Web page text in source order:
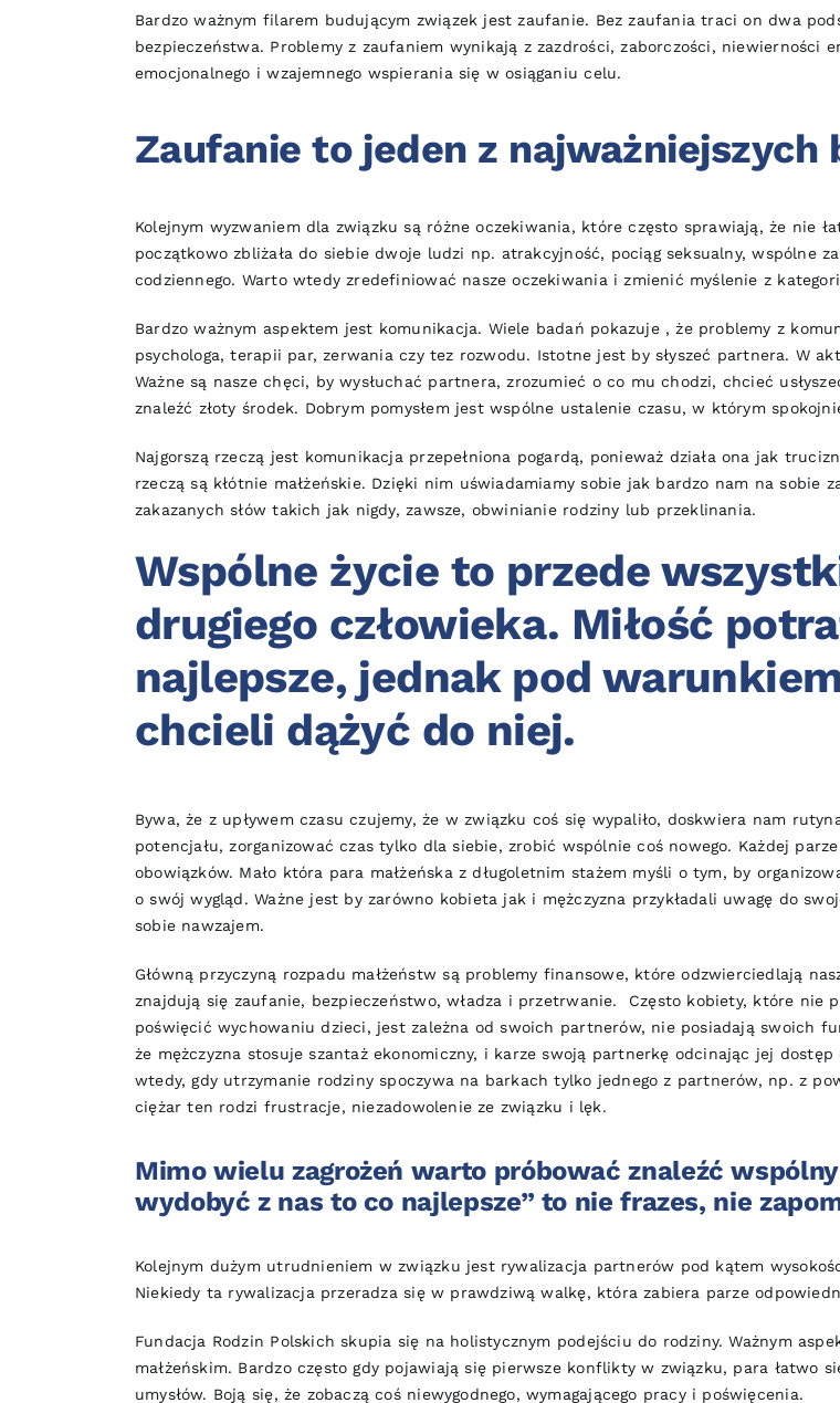
Bardzo ważnym filarem budującym związek jest zaufanie. Bez zaufania traci on dwa
bezpieczeństwa. Problemy z zaufaniem wynikają z zazdrości, zaborczości, niewierności
emocjonalnego i wzajemnego wspierania się w osiąganiu celu.
Zaufanie to jeden z
Kolejnym wyzwaniem dla związku są różne oczekiwania, które często sprawiają, że nie
początkowo zbliżała do siebie dwoje ludzi np. atrakcyjność, pociąg seksualny, wspólne
codziennego. Warto wtedy zredefiniować nasze oczekiwania i zmienić myślenie z
Bardzo ważnym aspektem jest komunikacja. Wiele badań pokazuje , że problemy z
psychologa, terapii par, zerwania czy tez rozwodu. Istotne jest by słyszeć partnera. W
Ważne są nasze chęci, by wysłuchać partnera, zrozumieć o co mu chodzi, chcieć
znaleźć złoty środek. Dobrym pomysłem jest wspólne ustalenie czasu, w którym
Najgorszą rzeczą jest komunikacja przepełniona pogardą, ponieważ działa ona jak
rzeczą są kłótnie małżeńskie. Dzięki nim uświadamiamy sobie jak bardzo nam na sobie
zakazanych słów takich jak nigdy, zawsze, obwinianie rodziny lub przeklinania.
Wspólne życie to przede
drugiego człowieka. Miłość
najlepsze, jednak pod
chcieli dążyć do niej.
Bywa, że z upływem czasu czujemy, że w związku coś się wypaliło, doskwiera nam
potencjału, zorganizować czas tylko dla siebie, zrobić wspólnie coś nowego. Każdej
obowiązków. Mało która para małżeńska z długoletnim stażem myśli o tym, by
o swój wygląd. Ważne jest by zarówno kobieta jak i mężczyzna przykładali uwagę do
sobie nawzajem.
Główną przyczyną rozpadu małżeństw są problemy finansowe, które odzwierciedlają
znajdują się zaufanie, bezpieczeństwo, władza i przetrwanie. Często kobiety, które nie
poświęcić wychowaniu dzieci, jest zależna od swoich partnerów, nie posiadają swoich
że mężczyzna stosuje szantaż ekonomiczny, i karze swoją partnerkę odcinając jej
wtedy, gdy utrzymanie rodziny spoczywa na barkach tylko jednego z partnerów, np. z
ciężar ten rodzi frustracje, niezadowolenie ze związku i lęk.
Mimo wielu zagrożeń warto próbować znaleźć
wydobyć z nas to co najlepsze” to nie frazes, nie
Kolejnym dużym utrudnieniem w związku jest rywalizacja partnerów pod kątem
Niekiedy ta rywalizacja przeradza się w prawdziwą walkę, która zabiera parze
Fundacja Rodzin Polskich skupia się na holistycznym podejściu do rodziny. Ważnym
małżeńskim. Bardzo często gdy pojawiają się pierwsze konflikty w związku, para łatwo
umysłów. Boją się, że zobaczą coś niewygodnego, wymagającego pracy i poświęcenia.